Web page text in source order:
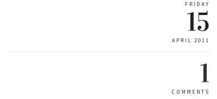
FRIDAY
15
APRIL 2011
1
COMMENTS